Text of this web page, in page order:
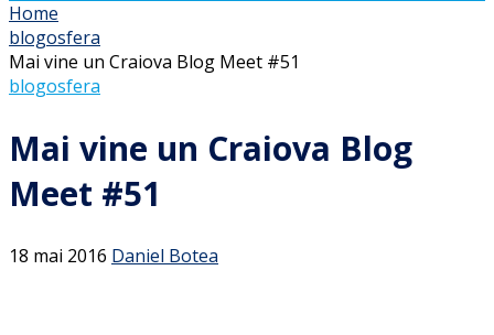
Home
blogosfera
Mai vine un Craiova Blog Meet #51
blogosfera
Mai vine un Craiova Blog
Meet #51
18 mai 2016 Daniel Botea